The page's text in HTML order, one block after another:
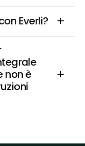
Everli?
non è